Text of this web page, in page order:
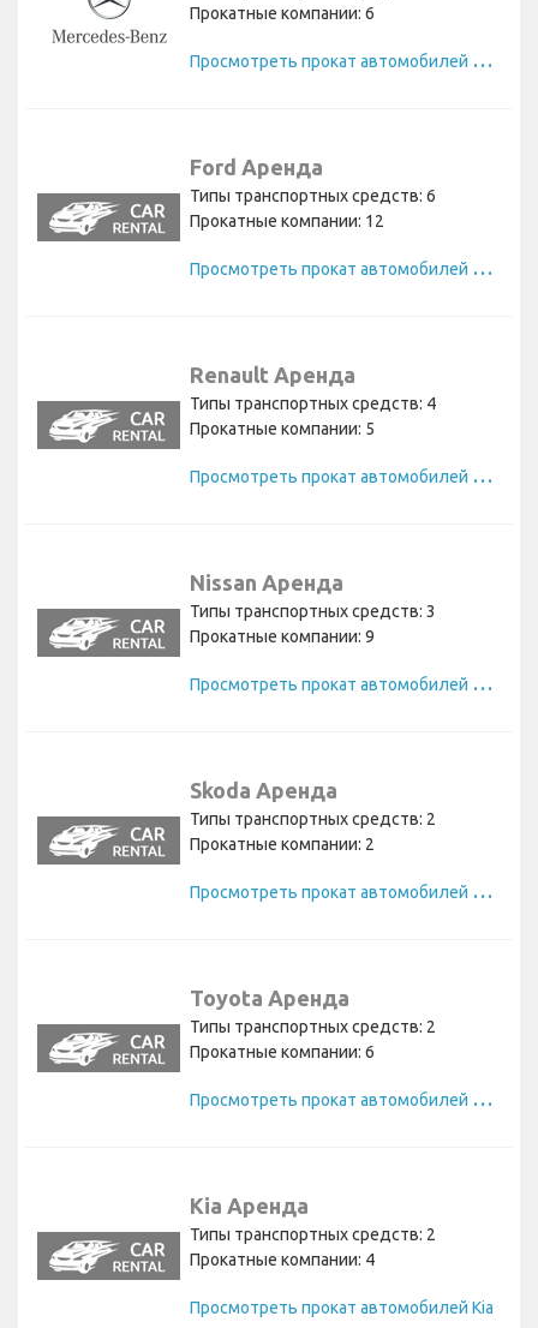
Прокатные компании: 6
П
росмотреть прокат автомобилей Mercedes
Ford Аренда
Типы транспортных средств: 6
Прокатные компании: 12
П
росмотреть прокат автомобилей Ford
Renault Аренда
Типы транспортных средств: 4
Прокатные компании: 5
П
росмотреть прокат автомобилей Renault
Nissan Аренда
Типы транспортных средств: 3
Прокатные компании: 9
П
росмотреть прокат автомобилей Nissan
Skoda Аренда
Типы транспортных средств: 2
Прокатные компании: 2
П
росмотреть прокат автомобилей Skoda
Toyota Аренда
Типы транспортных средств: 2
Прокатные компании: 6
П
росмотреть прокат автомобилей Toyota
Kia Аренда
Типы транспортных средств: 2
Прокатные компании: 4
Просмотреть прокат автомобилей Kia